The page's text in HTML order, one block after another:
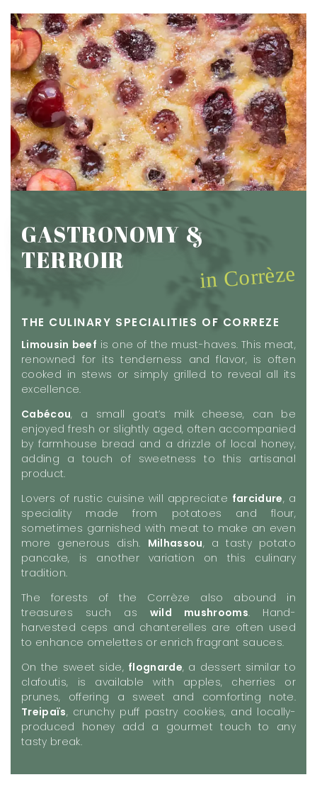
GASTRONOMY &
TERROIR
in Corrèze
THE CULINARY SPECIALITIES OF CORREZE
Limousin beef is one of the must-haves. This meat,
renowned for its tenderness and flavor, is often
cooked in stews or simply grilled to reveal all its
excellence.
Cabécou, a small goat’s milk cheese, can be
enjoyed fresh or slightly aged, often accompanied
by farmhouse bread and a drizzle of local honey,
adding a touch of sweetness to this artisanal
product.
Lovers of rustic cuisine will appreciate farcidure, a
speciality made from potatoes and flour,
sometimes garnished with meat to make an even
more generous dish. Milhassou, a tasty potato
pancake, is another variation on this culinary
tradition.
The forests of the Corrèze also abound in
treasures such as wild mushrooms. Hand-
harvested ceps and chanterelles are often used
to enhance omelettes or enrich fragrant sauces.
On the sweet side, flognarde, a dessert similar to
clafoutis, is available with apples, cherries or
prunes, offering a sweet and comforting note.
Treipaïs, crunchy puff pastry cookies, and locally-
produced honey add a gourmet touch to any
tasty break.